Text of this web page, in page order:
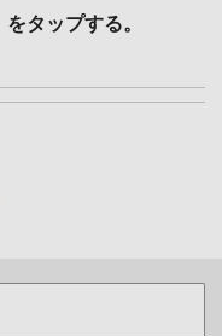
タップする。